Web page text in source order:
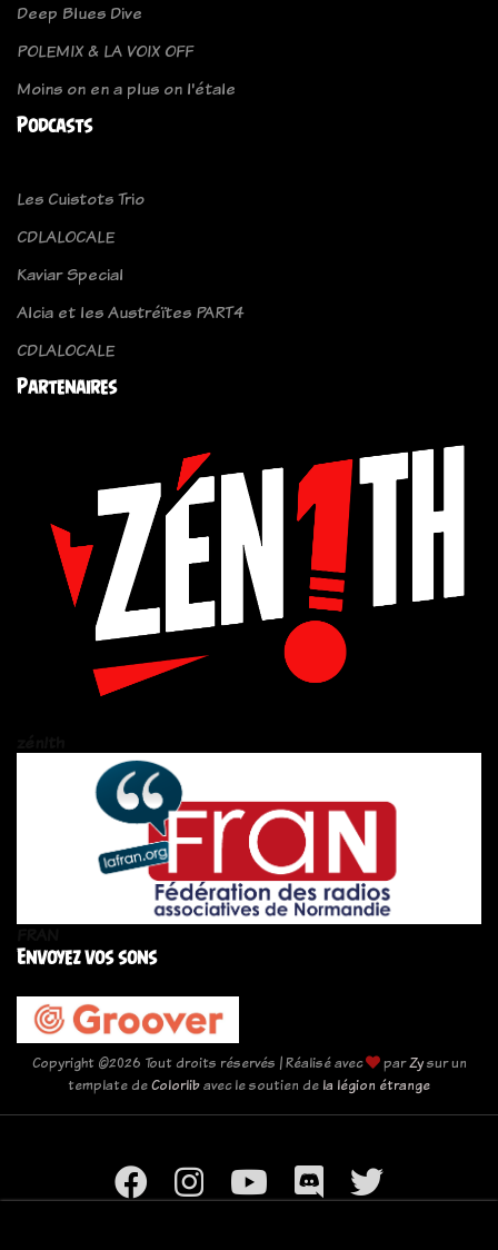
Deep Blues Dive
POLEMIX & LA VOIX OFF
Moins on en a plus on l'étale
Podcasts
Les Cuistots Trio
CDLALOCALE
Kaviar Special
Alcia et les Austréïtes PART4
CDLALOCALE
Partenaires
Envoyez vos sons
Copyright ©2026 Tout droits réservés | Réalisé avec parZysur un
template deColorlibavec le soutien de la légion étrange